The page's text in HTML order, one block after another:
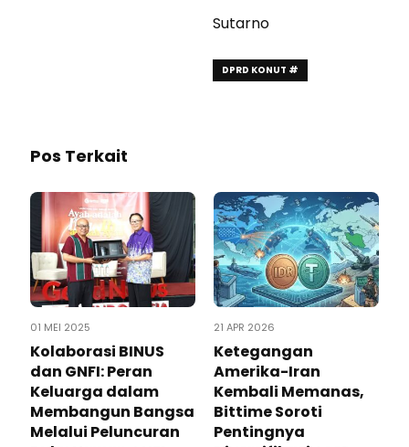
Sutarno
DPRD KONUT #
Pos Terkait
01 MEI 2025
Kolaborasi BINUS
dan GNFI: Peran
Keluarga dalam
Membangun Bangsa
Melalui Peluncuran
21 APR 2026
Ketegangan
Amerika-Iran
Kembali Memanas,
Bittime Soroti
Pentingnya